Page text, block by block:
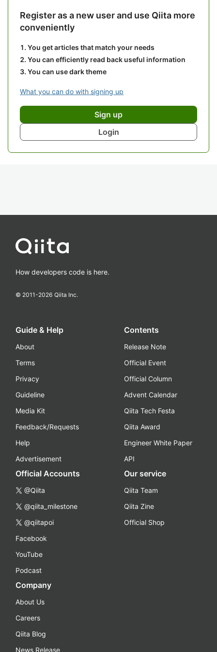
Register as a new user and use Qiita more
conveniently
You get articles that match your needs
You can efficiently read back useful information
You can use dark theme
What you can do with signing up
Sign up
Login
How developers code is here.
© 2011-2026 Qiita Inc.
Guide & Help
About
Terms
Privacy
Guideline
Media Kit
Feedback/Requests
Help
Advertisement
Contents
Release Note
Official Event
Official Column
Advent Calendar
Qiita Tech Festa
Qiita Award
Engineer White Paper
API
Official Accounts
@Qiita
@qiita_milestone
@qiitapoi
Facebook
YouTube
Podcast
Our service
Qiita Team
Qiita Zine
Official Shop
Company
About Us
Careers
Qiita Blog
News Release